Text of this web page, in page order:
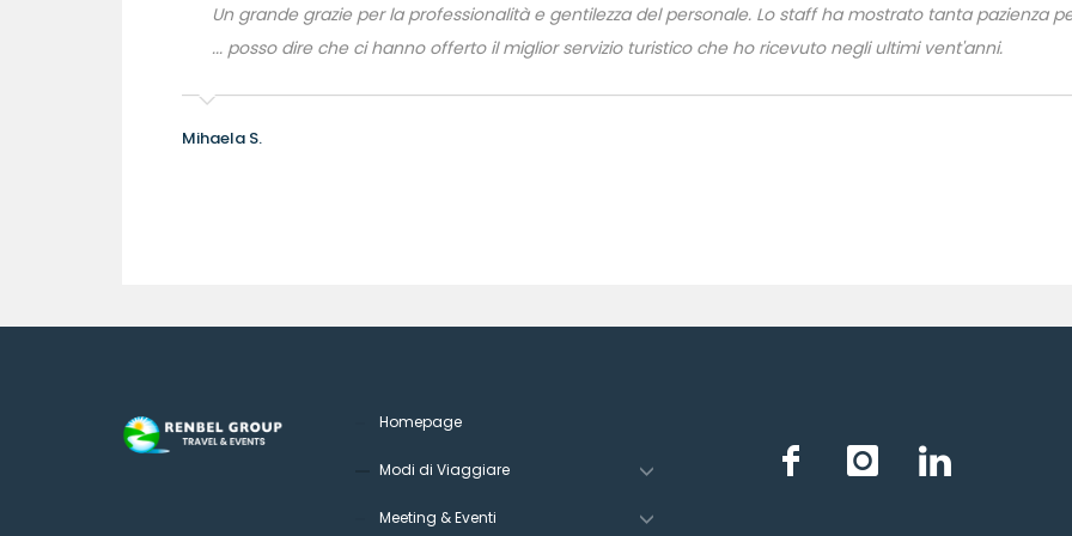
Un grande grazie per la professionalità e gentilezza del personale. Lo staff ha mostrato tanta pazienza
... posso dire che ci hanno offerto il miglior servizio turistico che ho ricevuto negli ultimi vent'anni.
Mihaela S.
Homepage
Modi di Viaggiare
Meeting & Eventi